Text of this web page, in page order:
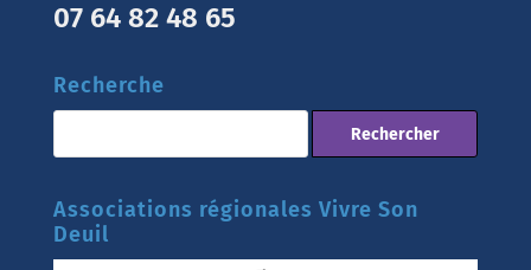
07 64 82 48 65
Recherche
Associations régionales Vivre Son
Deuil